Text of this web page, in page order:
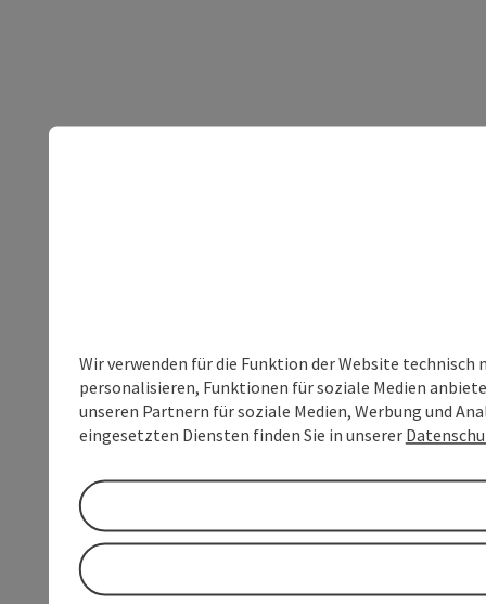
Wir verwenden für die Funktion der Website
personalisieren, Funktionen für soziale Medien
unseren Partnern für soziale Medien, Werbung und
eingesetzten Diensten finden Sie in unserer